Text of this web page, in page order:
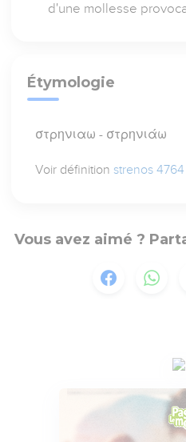
d'une mollesse
Étymologie
στρηνιαω - στρηνιάω
Voir définition strenos 4764
Vous avez aimé ?